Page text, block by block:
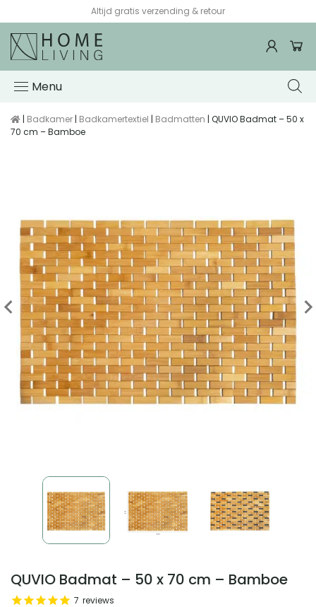
Altijd gratis verzending & retour
Menu
| Badkamer | Badkamertextiel | Badmatten | QUVIO Badmat – 50 x
70 cm – Bamboe
QUVIO Badmat – 50 x 70 cm – Bamboe
7 reviews